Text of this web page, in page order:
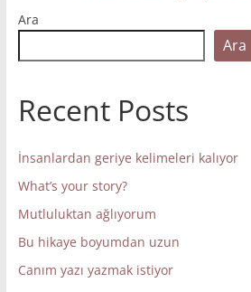
Ara
Ara
Recent Posts
İnsanlardan geriye kelimeleri kalıyor
What’s your story?
Mutluluktan ağlıyorum
Bu hikaye boyumdan uzun
Canım yazı yazmak istiyor